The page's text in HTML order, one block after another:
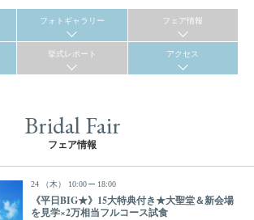
フォトギャラリー フェア情報
挙式レポート アクセス
Bridal Fair
フェア情報
24 （木） 10:00 18:00
《平日BIG★》15大特典付き★大聖堂＆新会場
を見学×2万相当フルコース試食